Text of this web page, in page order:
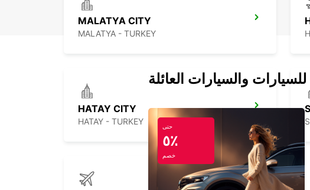
MALATYA CITY
MALATYA - TURKEY
HATAY CITY
HATAY - TURKEY
والسيارات العائلة
حتى
٥٪
خصم